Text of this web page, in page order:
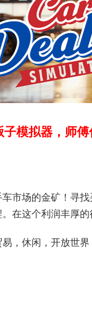
模拟器，师
车市场的金矿！寻
在这个利润丰厚
，休闲，开放世界